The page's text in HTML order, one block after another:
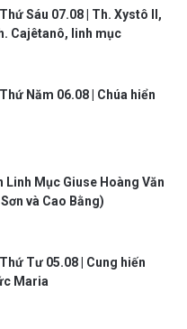
Sáu 07.08 | Th. Xystô II,
Cajêtanô, linh mục
Năm 06.08 | Chúa hiển
Linh Mục Giuse Hoàng Văn
và Cao Bằng)
Tư 05.08 | Cung hiến
Maria